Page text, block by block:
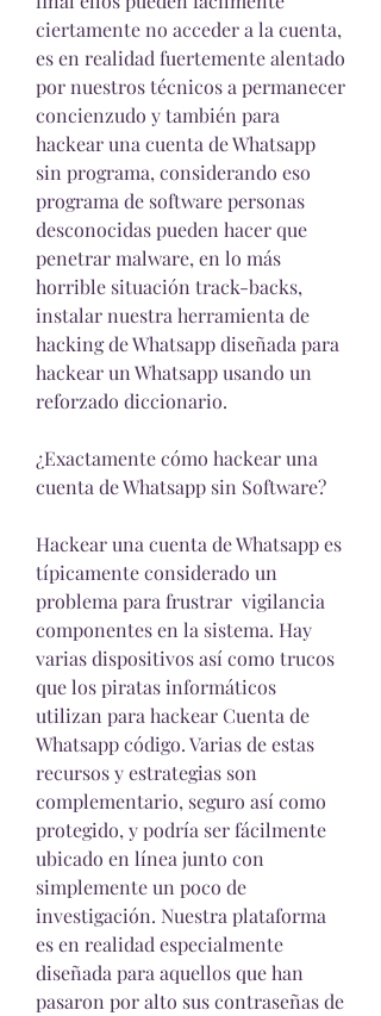
ciertamente no acceder a la cuenta,
es en realidad fuertemente alentado
por nuestros técnicos a permanecer
concienzudo y también para
hackear una cuenta de Whatsapp
sin programa, considerando eso
programa de software personas
desconocidas pueden hacer que
penetrar malware, en lo más
horrible situación track-backs,
instalar nuestra herramienta de
hacking de Whatsapp diseñada para
hackear un Whatsapp usando un
reforzado diccionario.
¿Exactamente cómo hackear una
cuenta de Whatsapp sin Software?
Hackear una cuenta de Whatsapp es
típicamente considerado un
problema para frustrar  vigilancia
componentes en la sistema. Hay
varias dispositivos así como trucos
que los piratas informáticos
utilizan para hackear Cuenta de
Whatsapp código. Varias de estas
recursos y estrategias son
complementario, seguro así como
protegido, y podría ser fácilmente
ubicado en línea junto con
simplemente un poco de
investigación. Nuestra plataforma
es en realidad especialmente
diseñada para aquellos que han
pasaron por alto sus contraseñas de